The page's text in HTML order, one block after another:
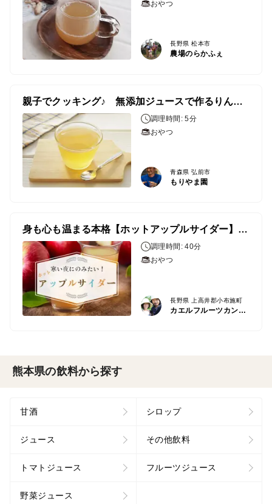
おやつ
長野県 松本市
農場のらかふぇ
親子でクッキング♪ 無添加ジュースで作るりんごゼリー🍎
調理時間: 5分
おやつ
青森県 弘前市
もりやま園
身も心も温まる本格【ホットアップルサイダー】の作り方
調理時間: 40分
おやつ
長野県 上高井郡小布施町
カエルフルーツカンパニー
熊本県の飲料から探す
甘酒 シロップ
ジュース その他飲料
トマトジュース フルーツジュース
野菜ジュース